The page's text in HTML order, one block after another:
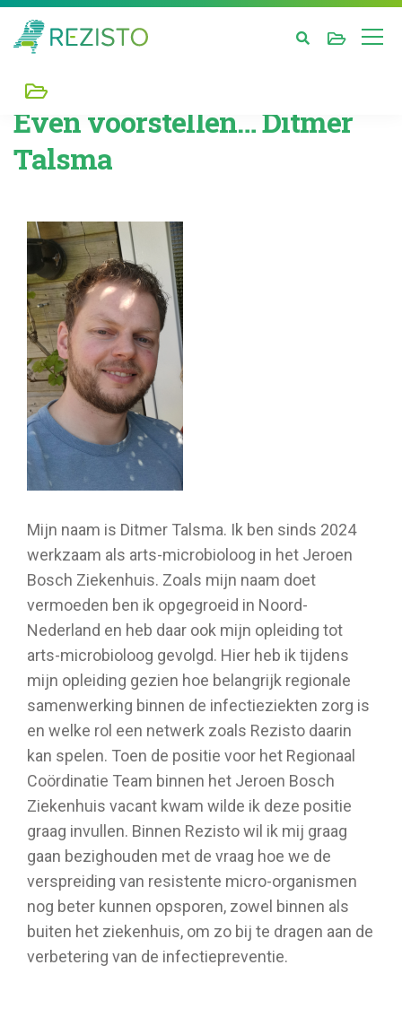
Even voorstellen… Ditmer
Talsma
Mijn naam is Ditmer Talsma. Ik ben sinds 2024
werkzaam als arts-microbioloog in het Jeroen
Bosch Ziekenhuis. Zoals mijn naam doet
vermoeden ben ik opgegroeid in Noord-
Nederland en heb daar ook mijn opleiding tot
arts-microbioloog gevolgd. Hier heb ik tijdens
mijn opleiding gezien hoe belangrijk regionale
samenwerking binnen de infectieziekten zorg is
en welke rol een netwerk zoals Rezisto daarin
kan spelen. Toen de positie voor het Regionaal
Coördinatie Team binnen het Jeroen Bosch
Ziekenhuis vacant kwam wilde ik deze positie
graag invullen. Binnen Rezisto wil ik mij graag
gaan bezighouden met de vraag hoe we de
verspreiding van resistente micro-organismen
nog beter kunnen opsporen, zowel binnen als
buiten het ziekenhuis, om zo bij te dragen aan de
verbetering van de infectiepreventie.